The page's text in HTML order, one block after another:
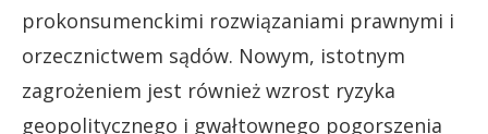
prokonsumenckimi rozwiązaniami prawnymi i
orzecznictwem sądów. Nowym, istotnym
zagrożeniem jest również wzrost ryzyka
geopolitycznego i gwałtownego pogorszenia